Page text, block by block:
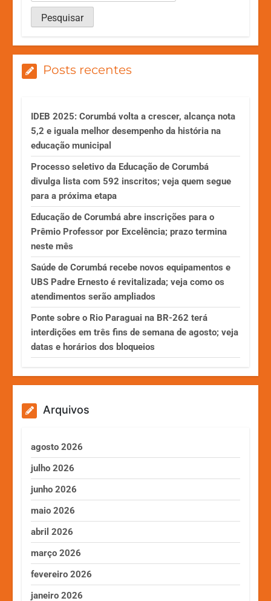
Posts recentes
IDEB 2025: Corumbá volta a crescer, alcança nota
5,2 e iguala melhor desempenho da história na
educação municipal
Processo seletivo da Educação de Corumbá
divulga lista com 592 inscritos; veja quem segue
para a próxima etapa
Educação de Corumbá abre inscrições para o
Prêmio Professor por Excelência; prazo termina
neste mês
Saúde de Corumbá recebe novos equipamentos e
UBS Padre Ernesto é revitalizada; veja como os
atendimentos serão ampliados
Ponte sobre o Rio Paraguai na BR-262 terá
interdições em três fins de semana de agosto; veja
datas e horários dos bloqueios
Arquivos
agosto 2026
julho 2026
junho 2026
maio 2026
abril 2026
março 2026
fevereiro 2026
janeiro 2026